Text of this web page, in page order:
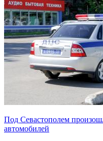
Под Севастополем
автомобилей